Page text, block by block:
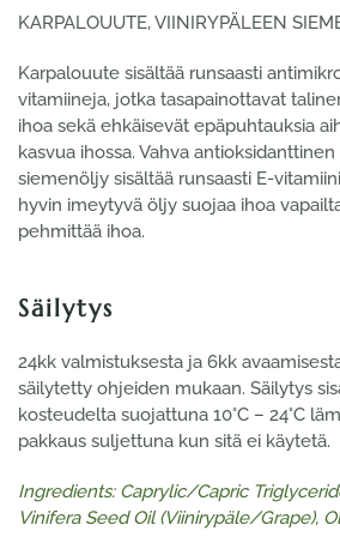
KARPALOUUTE, VIINIRYPÄLEEN
Karpalouute sisältää runsaasti
vitamiineja, jotka tasapainottavat
ihoa sekä ehkäisevät epäpuhtauksia
kasvua ihossa. Vahva
siemenöljy sisältää runsaasti E-
hyvin imeytyvä öljy suojaa ihoa
pehmittää ihoa.
Säilytys
24kk valmistuksesta ja 6kk
säilytetty ohjeiden mukaan. Säilytys
kosteudelta suojattuna 10°C – 24°C
pakkaus suljettuna kun sitä ei käytetä.
Ingredients: Caprylic/Capric
Vinifera Seed Oil (Viinirypäle/Grape),